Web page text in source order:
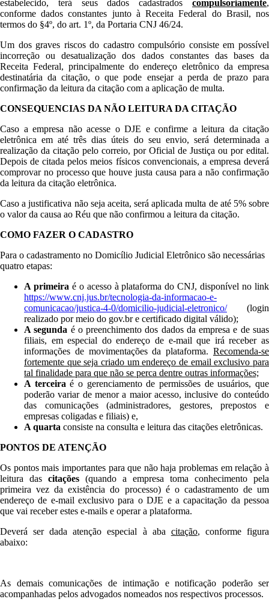
estabelecido, terá seus dados cadastrados compulsoriamente,
conforme dados constantes junto à Receita Federal do Brasil, nos
termos do §4º, do art. 1º, da Portaria CNJ 46/24.
Um dos graves riscos do cadastro compulsório consiste em possível
incorreção ou desatualização dos dados constantes das bases da
Receita Federal, principalmente do endereço eletrônico da empresa
destinatária da citação, o que pode ensejar a perda de prazo para
confirmação da leitura da citação com a aplicação de multa.
CONSEQUENCIAS DA NÃO LEITURA DA CITAÇÃO
Caso a empresa não acesse o DJE e confirme a leitura da citação
eletrônica em até três dias úteis do seu envio, será determinada a
realização da citação pelo correio, por Oficial de Justiça ou por edital.
Depois de citada pelos meios físicos convencionais, a empresa deverá
comprovar no processo que houve justa causa para a não confirmação
da leitura da citação eletrônica.
Caso a justificativa não seja aceita, será aplicada multa de até 5% sobre
o valor da causa ao Réu que não confirmou a leitura da citação.
COMO FAZER O CADASTRO
Para o cadastramento no Domicílio Judicial Eletrônico são necessárias
quatro etapas:
A primeira é o acesso à plataforma do CNJ, disponível no link
https://www.cnj.jus.br/tecnologia-da-informacao-e-
comunicacao/justica-4-0/domicilio-judicial-eletronico/(login
realizado por meio do gov.br e certificado digital válido);
A segunda é o preenchimento dos dados da empresa e de suas
filiais, em especial do endereço de e-mail que irá receber as
informações de movimentações da plataforma. Recomenda-se
fortemente que seja criado um endereço de email exclusivo para
tal finalidade para que não se perca dentre outras informações;
A terceiraé o gerenciamento de permissões de usuários, que
poderão variar de menor a maior acesso, inclusive do conteúdo
das comunicações (administradores, gestores, prepostos e
empresas coligadas e filiais) e,
A quarta consiste na consulta e leitura das citações eletrônicas.
PONTOS DE ATENÇÃO
Os pontos mais importantes para que não haja problemas em relação à
leitura das citações (quando a empresa toma conhecimento pela
primeira vez da existência do processo) é o cadastramento de um
endereço de e-mail exclusivo para o DJE e a capacitação da pessoa
que vai receber estes e-mails e operar a plataforma.
Deverá ser dada atenção especial à aba citação, conforme figura
abaixo:
As demais comunicações de intimação e notificação poderão ser
acompanhadas pelos advogados nomeados nos respectivos processos.